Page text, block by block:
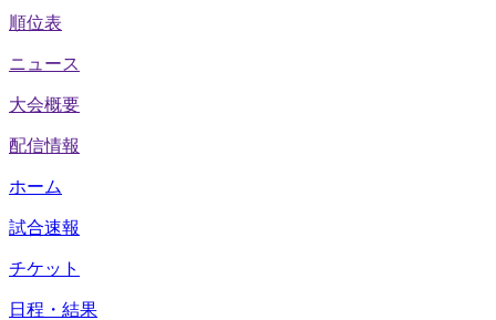
順位表
ニュース
大会概要
配信情報
ホーム
試合速報
チケット
日程・結果